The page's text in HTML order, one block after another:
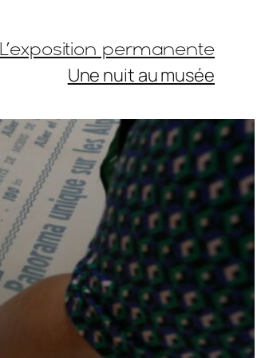
L’exposition permanente
Une nuit au musée